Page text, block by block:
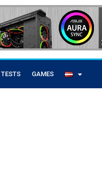
TESTS GAMES